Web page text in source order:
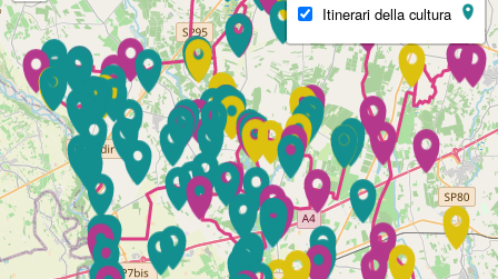
Itinerari della cultura